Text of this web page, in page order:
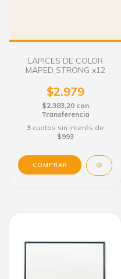
LAPICES DE COLOR
MAPED STRONG x12
$2.979
$2.383,20 con
Transferencia
3 cuotas sin interés de
$993